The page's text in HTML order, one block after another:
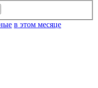
в этом месяце